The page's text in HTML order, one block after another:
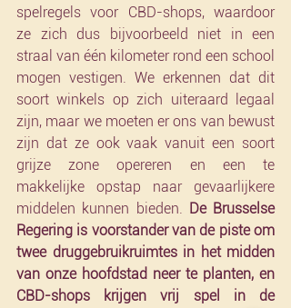
spelregels voor CBD-shops, waardoor
ze zich dus bijvoorbeeld niet in een
straal van één kilometer rond een school
mogen vestigen. We erkennen dat dit
soort winkels op zich uiteraard legaal
zijn, maar we moeten er ons van bewust
zijn dat ze ook vaak vanuit een soort
grijze zone opereren en een te
makkelijke opstap naar gevaarlijkere
middelen kunnen bieden. De Brusselse
Regering is voorstander van de piste om
twee druggebruikruimtes in het midden
van onze hoofdstad neer te planten, en
CBD-shops krijgen vrij spel in de